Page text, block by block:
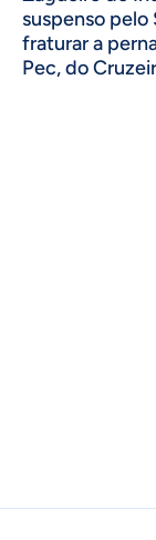
suspenso pelo
fraturar a
Pec, do